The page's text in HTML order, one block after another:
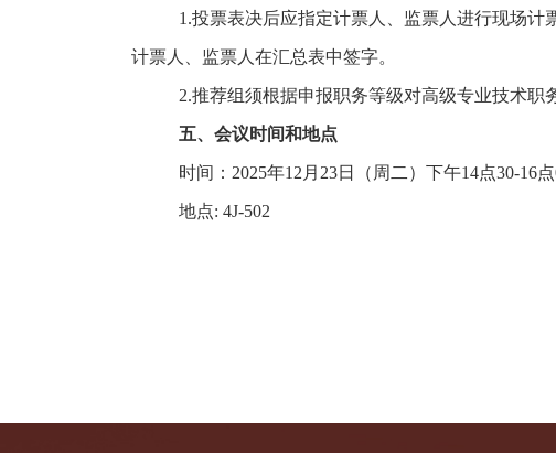
1.投票表决后应指定计票人、监票人进行现场计
计票人、监票人在汇总表中签字。
2.推荐组须根据申报职务等级对高级专业技术职
五、会议时间和地点
时间： 2025年12月 23日（周 二 ）下午14点30-16点
地点: 4J-502